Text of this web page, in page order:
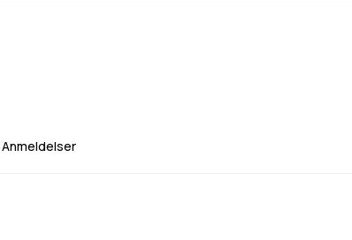
Anmeldelser